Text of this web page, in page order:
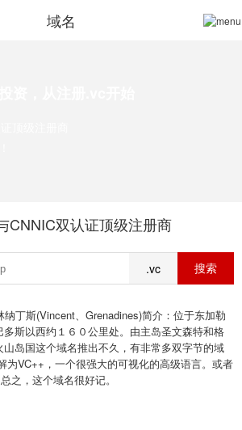
域名
CNNIC双认证顶级注册商
.vc
丁斯(Vincent、Grenadines)简介：位于东加勒
斯以西约１６０公里处。由主岛圣文森特和格
岛国这个域名推出不久，有非常多双字节的域
为VC++，一个很强大的可视化的高级语言。或者
之，这个域名很好记。